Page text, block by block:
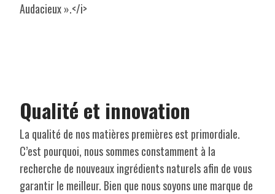
Audacieux ».</i>
Qualité et innovation
La qualité de nos matières premières est primordiale.
C’est pourquoi, nous sommes constamment à la
recherche de nouveaux ingrédients naturels afin de vous
garantir le meilleur. Bien que nous soyons une marque de